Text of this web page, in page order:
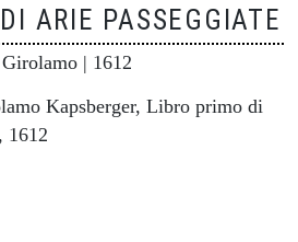
ARIE PASSEGGIATE
| 1612
Kapsberger, Libro primo di
1612